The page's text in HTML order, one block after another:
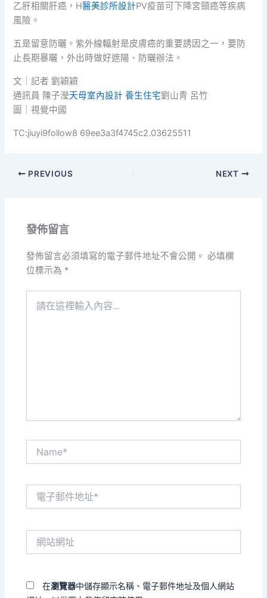
乙肝相關肝癌，H醫美診所設計PV疫苗可下降宮頸癌等疾病
風險。
五是留意防曬。紫外線輻射是皮膚癌的重要誘因之一，要防
止長期暴曬，外出時做好遮陽、防曬辦法。
文｜記者 劉穎穎
通訊員 陳子瀅天母室內設計 養生住宅劉山青 呂竹
圖｜視覺中國
TC:jiuyi9follow8 69ee3a3f4745c2.03625511
PREVIOUS NEXT
發佈留言
發佈留言必須填寫的電子郵件地址不會公開。 必填欄
位標示為 *
在瀏覽器中儲存顯示名稱、電子郵件地址及個人網站